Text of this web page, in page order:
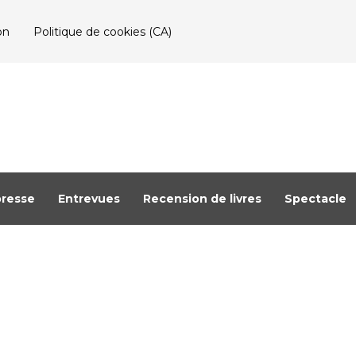
Politique de cookies (CA)
Entrevues Recension de livres Spectacle